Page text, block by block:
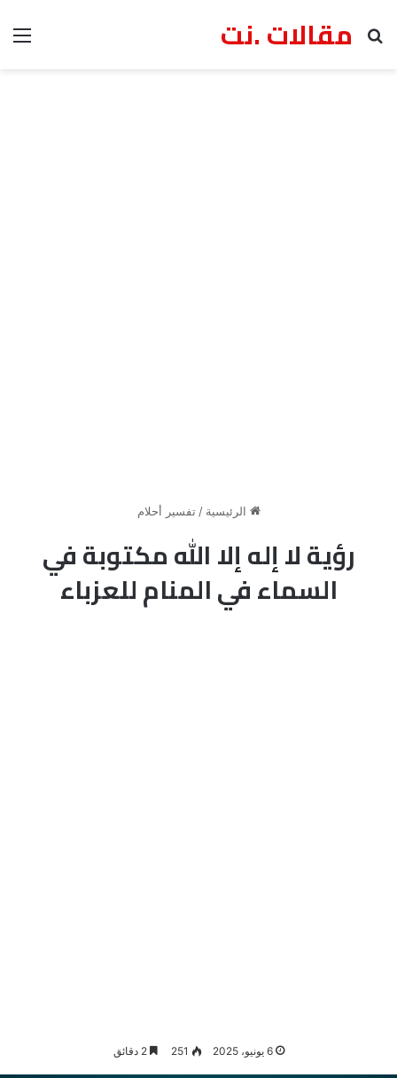
مقالات .نت
بحث عن
الرئيسية / تفسير أحلام
رؤية لا إله إلا الله مكتوبة في
السماء في المنام للعزباء
6 يونيو، 2025 251 2 دقائق